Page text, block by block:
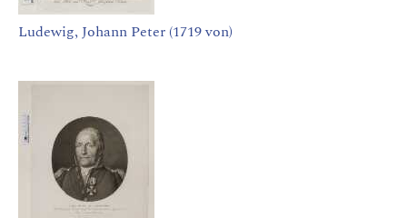
Ludewig, Johann Peter (1719 von)